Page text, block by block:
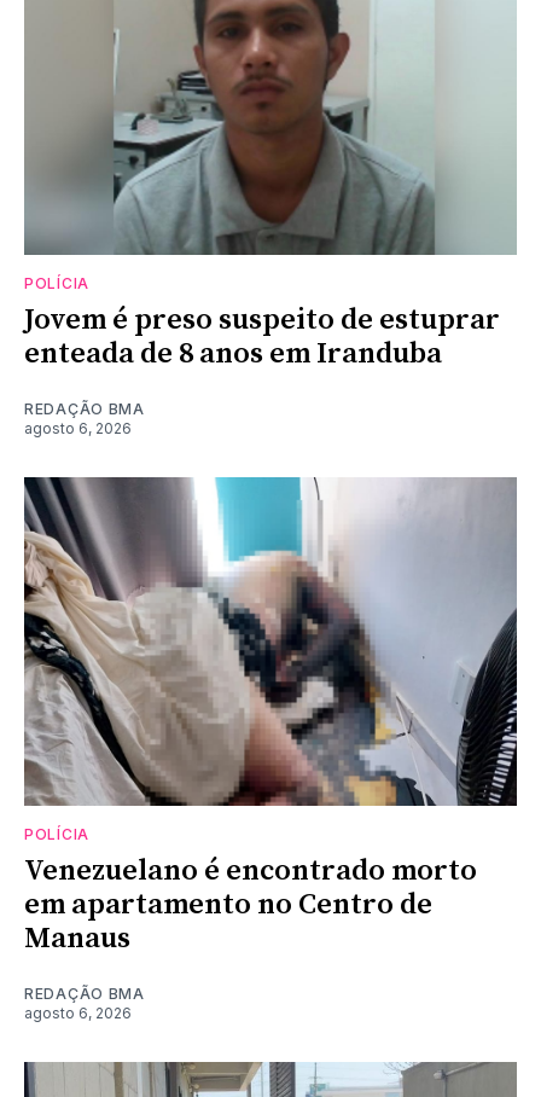
POLÍCIA
Jovem é preso suspeito de estuprar
enteada de 8 anos em Iranduba
REDAÇÃO BMA
agosto 6, 2026
POLÍCIA
Venezuelano é encontrado morto
em apartamento no Centro de
Manaus
REDAÇÃO BMA
agosto 6, 2026